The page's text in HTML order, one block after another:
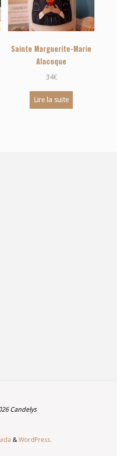
Sainte Marguerite-Marie
Alacoque
34€
Lire la suite
Candelys
& WordPress.